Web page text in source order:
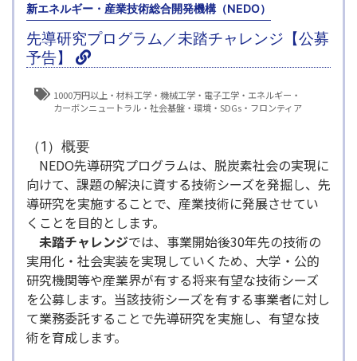
新エネルギー・産業技術総合開発機構（NEDO）
先導研究プログラム／未踏チャレンジ【公募
予告】
1000万円以上 材料工学 機械工学 電子工学
エネルギー
カーボンニュートラル
社会基盤 環境 SDGs フロンティア
（1）概要
NEDO先導研究プログラムは、脱炭素社会の実現に
向けて、課題の解決に資する技術シーズを発掘し、先
導研究を実施することで、産業技術に発展させてい
くことを目的とします。
未踏チャレンジでは、事業開始後30年先の技術の
実用化・社会実装を実現していくため、大学・公的
研究機関等や産業界が有する将来有望な技術シーズ
を公募します。当該技術シーズを有する事業者に対し
て業務委託することで先導研究を実施し、有望な技
術を育成します。